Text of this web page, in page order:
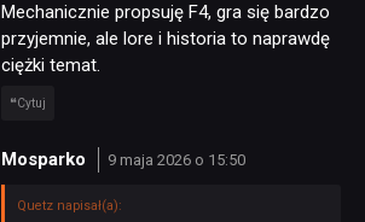
RETRO
TECHNOLOGIE
DYSKUSJE
Mechanicznie propsuję F4, gra się bardzo
przyjemnie, ale lore i historia to naprawdę
ciężki temat.
Cytuj
Mosparko 9 maja 2026 o 15:50
Quetz napisał(a):